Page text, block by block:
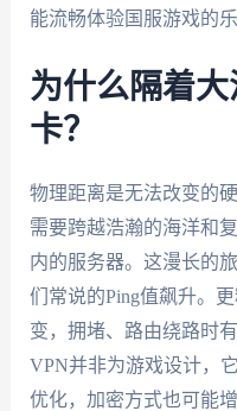
能流畅体验国服游戏的乐
为什么隔着
卡？
物理距离是无法改变的
需要跨越浩瀚的海洋和
内的服务器。这漫长的
们常说的Ping值飙升。
变，拥堵、路由绕路时
VPN并非为游戏设计，
优化，加密方式也可能